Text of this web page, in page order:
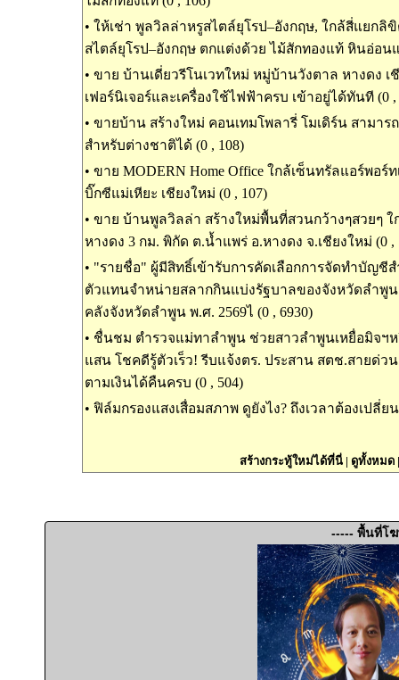
• ให้เช่า พูลวิลล่าหรูสไตล์ยุโรป–อังกฤษ, ใกล้สี่แยกลิ
สไตล์ยุโรป–อังกฤษ ตกแต่งด้วย ไม้สักทองแท้ หินอ่อน
• ขาย บ้านเดี่ยวรีโนเวทใหม่ หมู่บ้านวังตาล หางดง เ
เฟอร์นิเจอร์และเครื่องใช้ไฟฟ้าครบ เข้าอยู่ได้ทันที (0 ,
• ขายบ้าน สร้างใหม่ คอนเทมโพลารี่ โมเดิร์น สามารถ
สำหรับต่างชาติได้ (0 , 108)
• ขาย MODERN Home Office ใกล้เซ็นทรัลแอร์พอร์
บิ๊กซีแม่เหียะ เชียงใหม่ (0 , 107)
• ขาย บ้านพูลวิลล่า สร้างใหม่พื้นที่สวนกว้างๆสวยๆ
หางดง 3 กม. พิกัด ต.น้ำแพร่ อ.หางดง จ.เชียงใหม่ (0 ,
• "รายชื่อ" ผู้มีสิทธิ์เข้ารับการคัดเลือกการจัดทำบัญชีส
ตัวแทนจำหน่ายสลากกินแบ่งรัฐบาลของจังหวัดลำพู
คลังจังหวัดลำพูน พ.ศ. 2569ไ (0 , 6930)
• ชื่นชม ตำรวจแม่ทาลำพูน ช่วยสาวลำพูนเหยื่อมิจฯห
แสน โชคดีรู้ตัวเร็ว! รีบแจ้งตร. ประสาน สตช.สายด่ว
ตามเงินได้คืนครบ (0 , 504)
• ฟิล์มกรองแสงเสื่อมสภาพ ดูยังไง? ถึงเวลาต้องเปลี่ย
สร้างกระทู้ใหม่ได้ที่นี่| ดูทั้งหมด
----- พื้นที่โ